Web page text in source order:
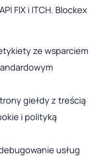
FIX i ITCH. Blockex
ze wsparciem
giełdy z treścią
i polityką
usług